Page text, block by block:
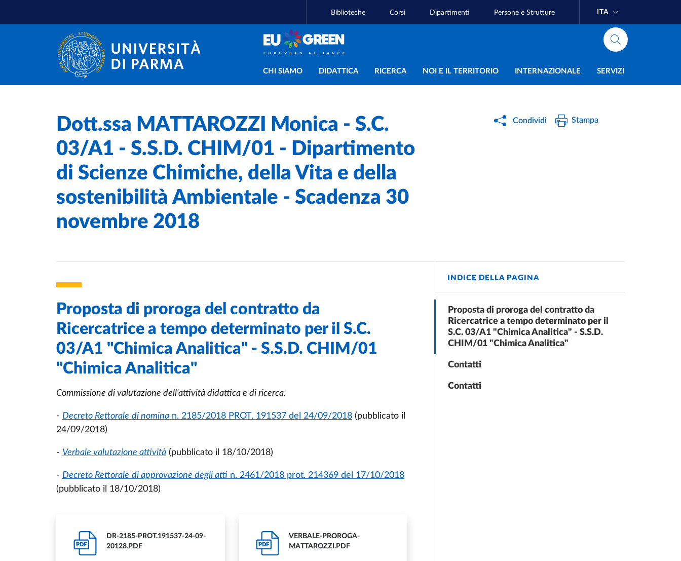
Biblioteche Corsi Dipartimenti Persone e Strutture ITA
Navigazione principale
CHI SIAMO DIDATTICA RICERCA NOI E IL TERRITORIO INTERNAZIONALE SERVIZI
Home
Dott.ssa MATTAROZZI Monica - S.C.
03/A1 - S.S.D. CHIM/01 - Dipartimento
di Scienze Chimiche, della Vita e della
sostenibilità Ambientale - Scadenza 30
novembre 2018
Condividi Stampa
INDICE DELLA PAGINA
Proposta di proroga del contratto da
Ricercatrice a tempo determinato per il
S.C. 03/A1 "Chimica Analitica" - S.S.D.
CHIM/01 "Chimica Analitica"
Contatti
Contatti
Proposta di proroga del contratto da
Ricercatrice a tempo determinato per il S.C.
03/A1 "Chimica Analitica" - S.S.D. CHIM/01
"Chimica Analitica"
Commissione di valutazione dell'attività didattica e di ricerca:
- Decreto Rettorale di nomina n. 2185/2018 PROT. 191537 del 24/09/2018 (pubblicato il
24/09/2018)
- Verbale valutazione attività (pubblicato il 18/10/2018)
- Decreto Rettorale di approvazione degli atti n. 2461/2018 prot. 214369 del 17/10/2018
(pubblicato il 18/10/2018)
PDF
DR-2185-PROT.191537-24-09-
20128.PDF
PDF
VERBALE-PROROGA-
MATTAROZZI.PDF